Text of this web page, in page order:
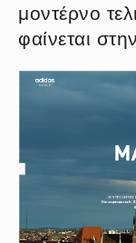
μοντέρνο
φαίνεται